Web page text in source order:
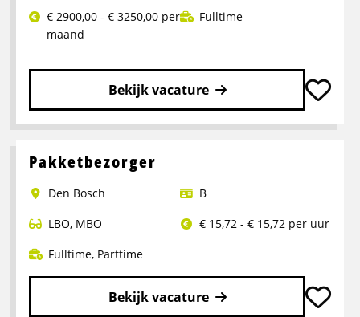
€ 2900,00 - € 3250,00 per
maand
Fulltime
Bekijk vacature
Lees
over
medewerker
Pakketbezorger
Den Bosch
B
LBO, MBO
€ 15,72 - € 15,72 per uur
Fulltime, Parttime
Bekijk vacature